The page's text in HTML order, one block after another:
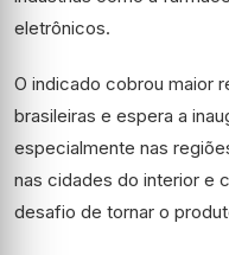
eletrônicos.
O indicado cobrou maior
brasileiras e espera a
especialmente nas
nas cidades do interior e
desafio de tornar o